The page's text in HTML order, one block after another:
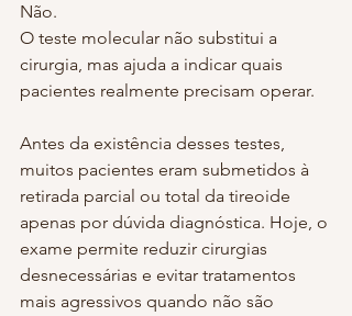
Não.
O teste molecular não substitui a
cirurgia, mas ajuda a indicar quais
pacientes realmente precisam operar.
Antes da existência desses testes,
muitos pacientes eram submetidos à
retirada parcial ou total da tireoide
apenas por dúvida diagnóstica. Hoje, o
exame permite reduzir cirurgias
desnecessárias e evitar tratamentos
mais agressivos quando não são